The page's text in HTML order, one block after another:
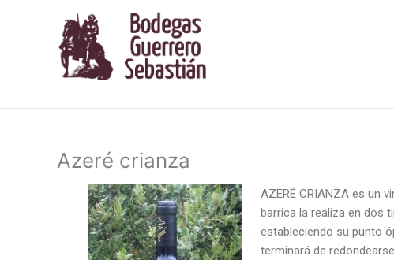
Azeré crianza
AZERÉ CRIANZA es un
barrica la realiza en dos
estableciendo su punto
terminará de